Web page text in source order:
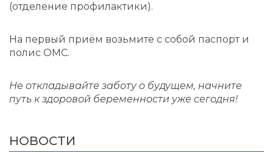
(отделение профилактики).
На первый приём возьмите с собой паспорт и
полис ОМС.
Не откладывайте заботу о будущем, начните
путь к здоровой беременности уже сегодня!
НОВОСТИ